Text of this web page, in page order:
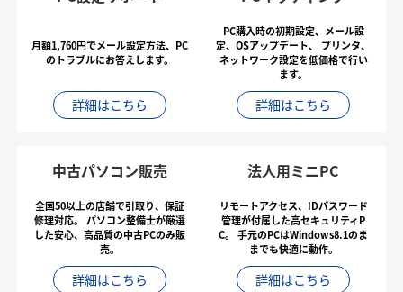
月額1,760円でメール設定方法、PC
のトラブルにお答えします。
詳細はこちら
PC購入時の初期設定、メール設
定、OSアップデート、
プリンタ、
ネットワーク設定を低価格で行い
ます。
詳細はこちら
中古パソコン販売
全国50以上の店舗で引取り、保証
修理対応。 パソコン整備士が厳選
した安心、高品質の中古PCのみ販
売。
詳細はこちら
法人用ミニPC
リモートアクセス、IDパスワード
管理が付属した高セキュリティP
C。 手元のPCはWindows8.1のま
までも快適に動作。
詳細はこちら